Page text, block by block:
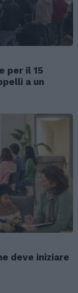
per il 15
a un
deve iniziare